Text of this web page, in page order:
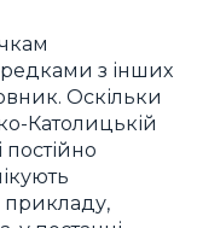
з інших
Оскільки
Католицькій
постійно
прикладу,